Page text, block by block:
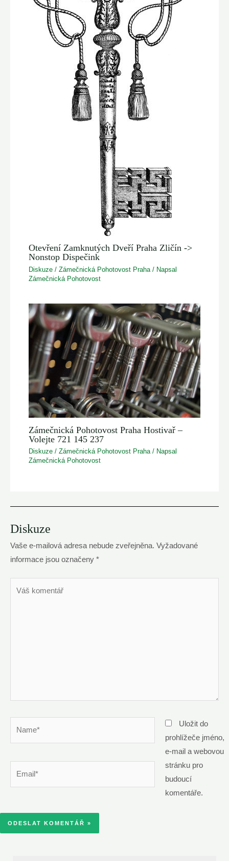
Otevření Zamknutých Dveří Praha Zličín ->
Nonstop Dispečink
Diskuze /Zámečnická Pohotovost Praha / Napsal
Zámečnická Pohotovost
Zámečnická Pohotovost Praha Hostivař –
Volejte 721 145 237
Diskuze /Zámečnická Pohotovost Praha/ Napsal
Zámečnická Pohotovost
Diskuze
Vaše e-mailová adresa nebude zveřejněna. Vyžadované
informace jsou označeny *
Uložit do
prohlížeče jméno,
e-mail a webovou
stránku pro
budoucí
komentáře.